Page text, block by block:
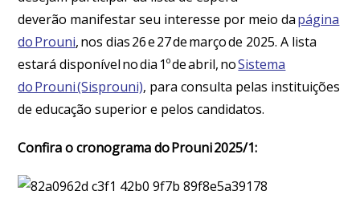
deverão manifestar seu interesse por meio dapágina
do Prouni, nos dias 26 e 27 de março de 2025. A lista
estará disponível no dia 1º de abril, noSistema
do Prouni (Sisprouni), para consulta pelas instituições
de educação superior e pelos candidatos.
Confira o cronograma do Prouni 2025/1: